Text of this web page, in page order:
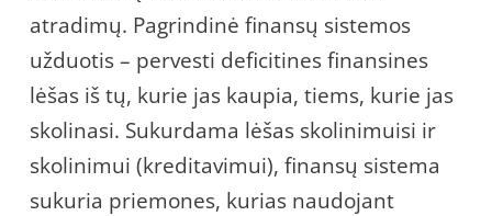
atradimų. Pagrindinė finansų sistemos
užduotis – pervesti deficitines finansines
lėšas iš tų, kurie jas kaupia, tiems, kurie jas
skolinasi. Sukurdama lėšas skolinimuisi ir
skolinimui (kreditavimui), finansų sistema
sukuria priemones, kurias naudojant